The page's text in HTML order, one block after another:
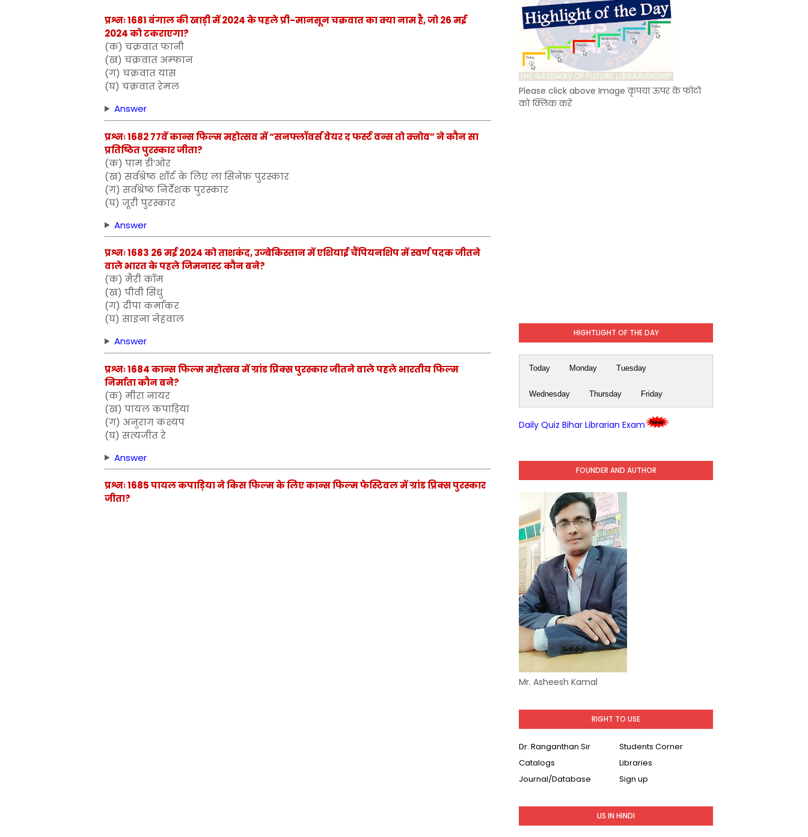
प्रश्नः 1681 बंगाल की खाड़ी में 2024 के पहले प्री-मानसून चक्रवात का क्या नाम है, जो 26 मई
2024 को टकराएगा?
(क) चक्रवात फानी
(ख) चक्रवात अम्फान
(ग) चक्रवात यास
(घ) चक्रवात रेमल
Answer
प्रश्नः 1682 77वें कान्स फिल्म महोत्सव में “सनफ्लॉवर्स वेयर द फर्स्ट वन्स तो क्नोव” ने कौन सा
प्रतिष्ठित पुरस्कार जीता?
(क) पाम डी’ओर
(ख) सर्वश्रेष्ठ शॉर्ट के लिए ला सिनेफ़ पुरस्कार
(ग) सर्वश्रेष्ठ निर्देशक पुरस्कार
(घ) जूरी पुरस्कार
Answer
प्रश्नः 1683 26 मई 2024 को ताशकंद, उज्बेकिस्तान में एशियाई चैंपियनशिप में स्वर्ण पदक जीतने
वाले भारत के पहले जिमनास्ट कौन बने?
(क) मैरी कॉम
(ख) पीवी सिंधु
(ग) दीपा कर्माकर
(घ) साइना नेहवाल
Answer
प्रश्नः 1684 कान्स फिल्म महोत्सव में ग्रांड प्रिक्स पुरस्कार जीतने वाले पहले भारतीय फिल्म
निर्माता कौन बने?
(क) मीरा नायर
(ख) पायल कपाड़िया
(ग) अनुराग कश्यप
(घ) सत्यजीत रे
Answer
प्रश्नः 1685 पायल कपाड़िया ने किस फिल्म के लिए कान्स फिल्म फेस्टिवल में ग्रांड प्रिक्स पुरस्कार
जीता?
Please click above Image कृपया ऊपर के फोटो
को क्लिक करें
HIGHTLIGHT OF THE DAY
Today Monday Tuesday
Wednesday Thursday Friday
Daily Quiz Bihar Librarian Exam
FOUNDER AND AUTHOR
Mr. Asheesh Kamal
RIGHT TO USE
Dr. Ranganthan Sir
Students Corner
Catalogs
Libraries
Journal/Database
Sign up
LIS IN HINDI